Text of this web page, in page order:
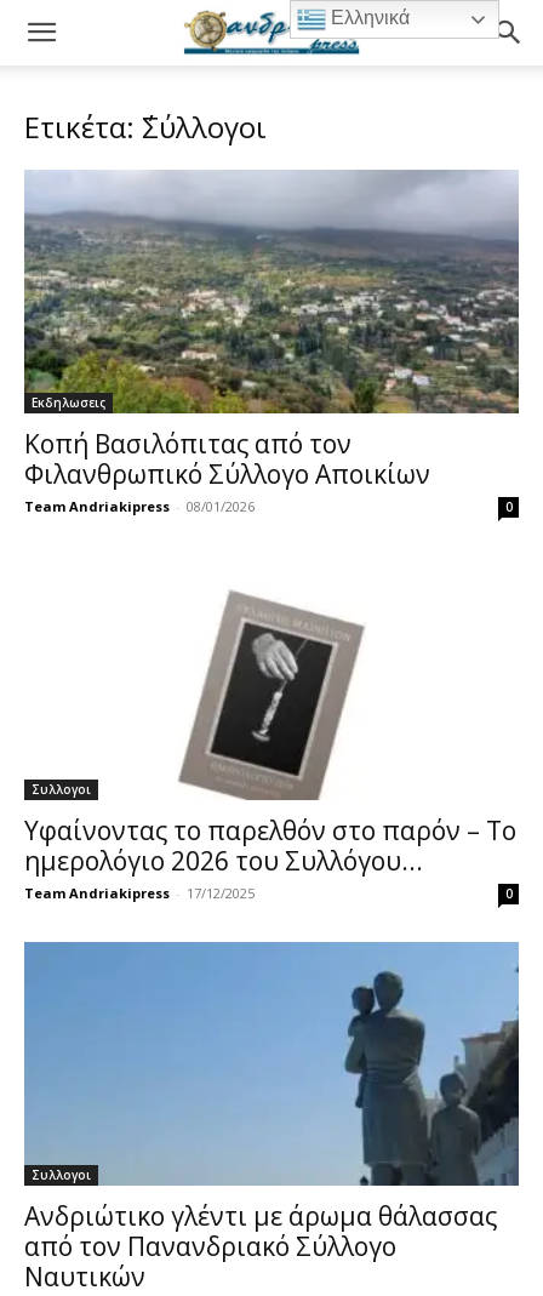
Ετικέτα: ΄Σύλλογοι
Εκδηλωσεις
Κοπή Βασιλόπιτας από τον
Φιλανθρωπικό Σύλλογο Αποικίων
Team Andriakipress - 08/01/2026 0
Συλλογοι
Υφαίνοντας το παρελθόν στο παρόν – Το
ημερολόγιο 2026 του Συλλόγου...
Team Andriakipress - 17/12/2025 0
Συλλογοι
Ανδριώτικο γλέντι με άρωμα θάλασσας
από τον Πανανδριακό Σύλλογο
Ναυτικών
Ελληνικά